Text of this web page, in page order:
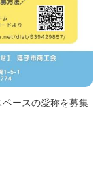
ースの愛称を募集